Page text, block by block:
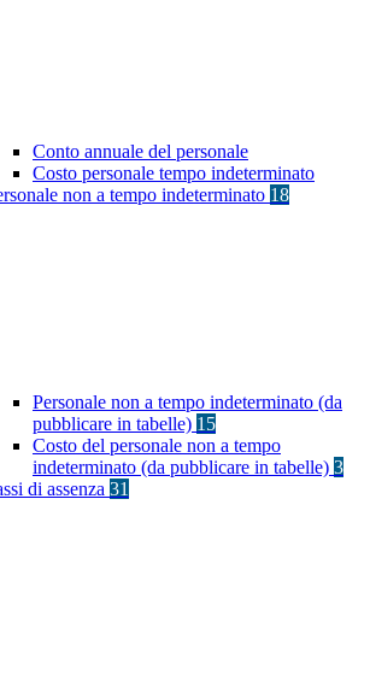
Conto annuale del personale
Costo personale tempo indeterminato
non a tempo indeterminato 18
Personale non a tempo indeterminato (da
pubblicare in tabelle) 15
Costo del personale non a tempo
indeterminato (da pubblicare in tabelle) 3
di assenza 31